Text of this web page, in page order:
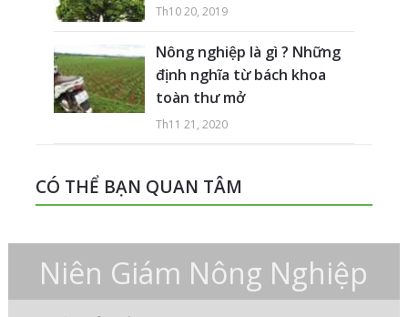
Th10 20, 2019
Nông nghiệp là gì ? Những
định nghĩa từ bách khoa
toàn thư mở
Th11 21, 2020
CÓ THỂ BẠN QUAN TÂM
Niên Giám Nông Nghiệp